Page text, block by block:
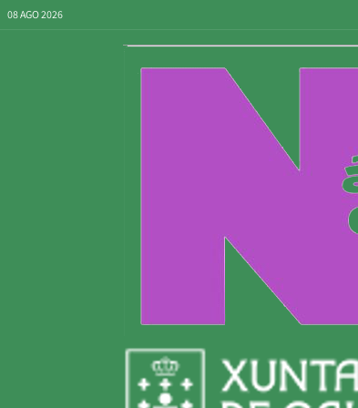
08 AGO 2026